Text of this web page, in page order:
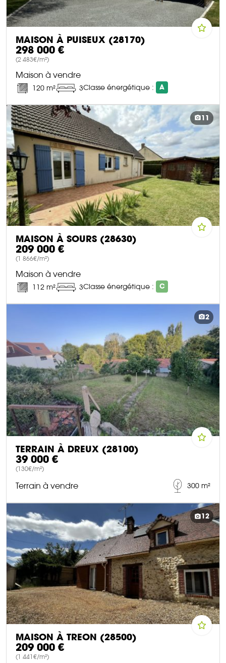
MAISON À PUISEUX (28170)
298 000 €
(2 483€/m²)
Maison à vendre
120 m² 3Classe énergétique : A
DÉCOUVRIR CE BIEN
11
MAISON À SOURS (28630)
209 000 €
(1 866€/m²)
Maison à vendre
112 m² 3Classe énergétique : C
2
TERRAIN À DREUX (28100)
39 000 €
(130€/m²)
Terrain à vendre 300 m²
12
MAISON À TREON (28500)
209 000 €
(1 441€/m²)